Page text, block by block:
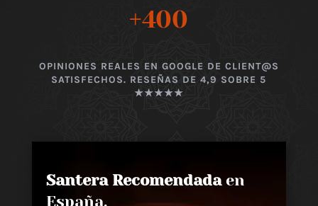
+400
OPINIONES REALES EN GOOGLE DE CLIENT@S
SATISFECHOS. RESEÑAS DE 4,9 SOBRE 5
★★★★★
Santera Recomendadaen
España,